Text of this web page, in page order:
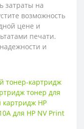
затраты на
возможность
цене и
печати.
и
тонер-картридж
тонер для
картридж HP
для HP NV Print